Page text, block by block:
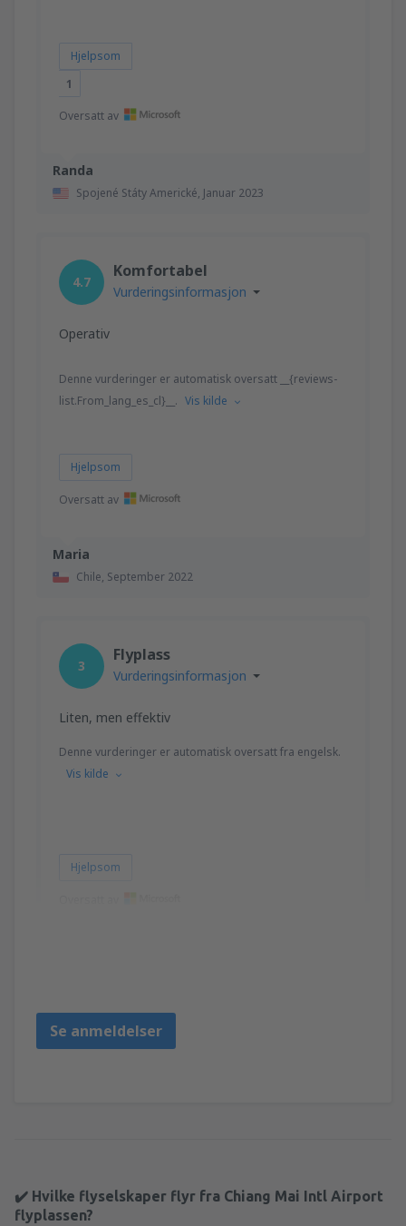
Randa
Spojené Státy Americké, Januar 2023
Hjelpsom
1
Oversatt av
Maria
Chile, September 2022
4.7
Komfortabel
Vurderingsinformasjon
Operativ
Denne vurderinger er automatisk oversatt __{reviews-
list.From_lang_es_cl}__. Vis kilde
Hjelpsom
Oversatt av
3
Flyplass
Vurderingsinformasjon
Liten, men effektiv
Denne vurderinger er automatisk oversatt fra engelsk.
Vis kilde
Hjelpsom
Se anmeldelser
✔️ Hvilke flyselskaper flyr fra Chiang Mai Intl Airport
flyplassen?